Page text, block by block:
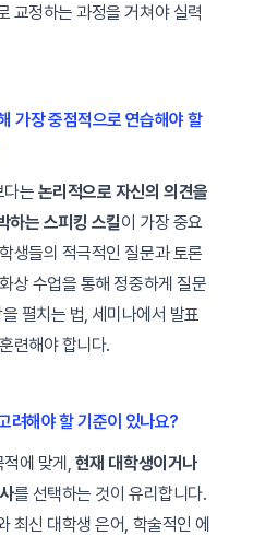
교정하는 과정을 거쳐야 실력
가장 중점적으로 연습해야 할
다는 논리적으로 자신의 의견을
하는 스피킹 스킬이 가장 중요
생들의 적극적인 질문과 토론
상 수업을 통해 정중하게 질문
펼치는 법, 세미나에서 발표
련해야 합니다.
려해야 할 기준이 있나요?
에 맞게, 현재 대학생이거나
를 선택하는 것이 유리합니다.
최신 대학생 은어, 학술적인 에